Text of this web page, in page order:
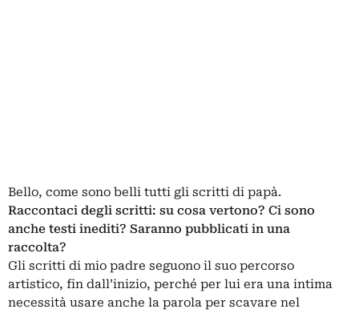
Bello, come sono belli tutti gli scritti di papà.
Raccontaci degli scritti: su cosa vertono? Ci sono
anche testi inediti? Saranno pubblicati in una
raccolta?
Gli scritti di mio padre seguono il suo percorso
artistico, fin dall’inizio, perché per lui era una intima
necessità usare anche la parola per scavare nel